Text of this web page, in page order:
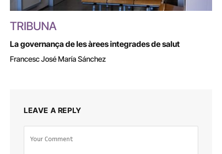
TRIBUNA
La governança de les àrees integrades de salut
Francesc José María Sánchez
LEAVE A REPLY